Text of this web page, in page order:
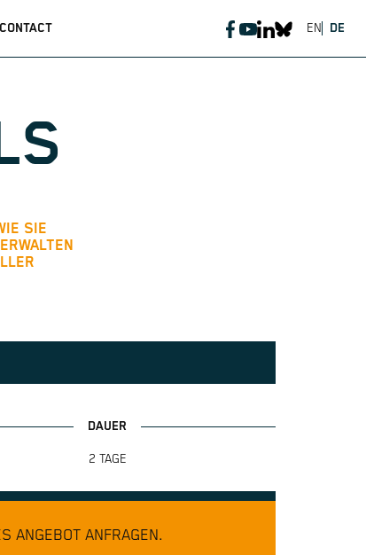
CONTACT DE
EN
SIE
2 TAGE
ANGEBOT ANFRAGEN.